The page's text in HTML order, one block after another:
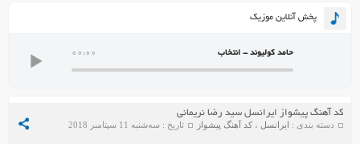
پخش آنلاین موزیک
00:00 حامد کولیوند - انتخاب
کد آهنگ پیشواز ایرانسل سید رضا نریمانی
دسته بندی : ایرانسل ،کد آهنگ پیشواز تاریخ : سه‌شنبه 11 سپتامبر 2018